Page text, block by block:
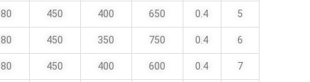
5
0.4
650
400
450
6
0.4
750
350
450
7
0.4
600
400
450